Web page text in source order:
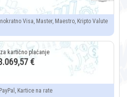
Visa, Master, Maestro, Kripto Valute
€
Kartice na rate